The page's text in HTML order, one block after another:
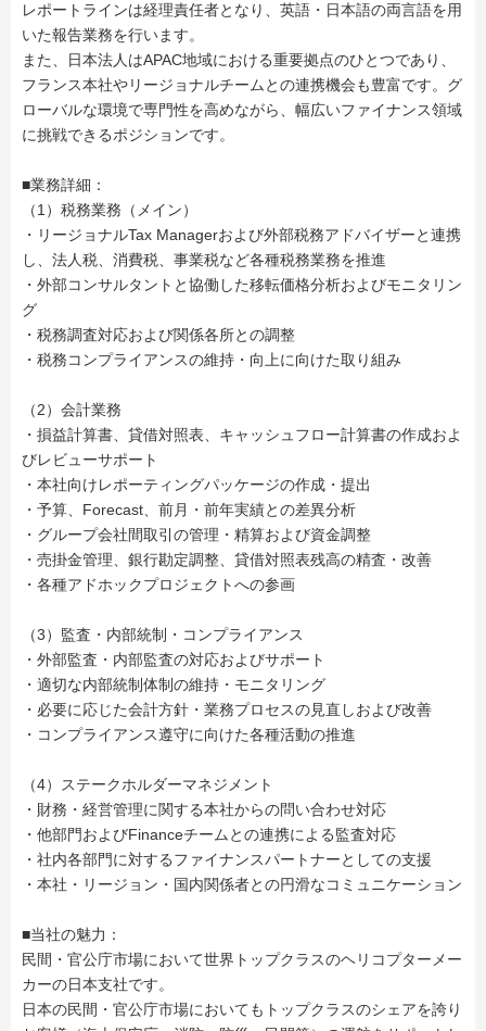
レポートラインは経理責任者となり、英語・日本語の両言語を用
いた報告業務を行います。
また、日本法人はAPAC地域における重要拠点のひとつであり、
フランス本社やリージョナルチームとの連携機会も豊富です。グ
ローバルな環境で専門性を高めながら、幅広いファイナンス領域
に挑戦できるポジションです。
■業務詳細：
（1）税務業務（メイン）
・リージョナルTax Managerおよび外部税務アドバイザーと連携
し、法人税、消費税、事業税など各種税務業務を推進
・外部コンサルタントと協働した移転価格分析およびモニタリン
グ
・税務調査対応および関係各所との調整
・税務コンプライアンスの維持・向上に向けた取り組み
（2）会計業務
・損益計算書、貸借対照表、キャッシュフロー計算書の作成およ
びレビューサポート
・本社向けレポーティングパッケージの作成・提出
・予算、Forecast、前月・前年実績との差異分析
・グループ会社間取引の管理・精算および資金調整
・売掛金管理、銀行勘定調整、貸借対照表残高の精査・改善
・各種アドホックプロジェクトへの参画
（3）監査・内部統制・コンプライアンス
・外部監査・内部監査の対応およびサポート
・適切な内部統制体制の維持・モニタリング
・必要に応じた会計方針・業務プロセスの見直しおよび改善
・コンプライアンス遵守に向けた各種活動の推進
（4）ステークホルダーマネジメント
・財務・経営管理に関する本社からの問い合わせ対応
・他部門およびFinanceチームとの連携による監査対応
・社内各部門に対するファイナンスパートナーとしての支援
・本社・リージョン・国内関係者との円滑なコミュニケーション
■当社の魅力：
民間・官公庁市場において世界トップクラスのヘリコプターメー
カーの日本支社です。
日本の民間・官公庁市場においてもトップクラスのシェアを誇り